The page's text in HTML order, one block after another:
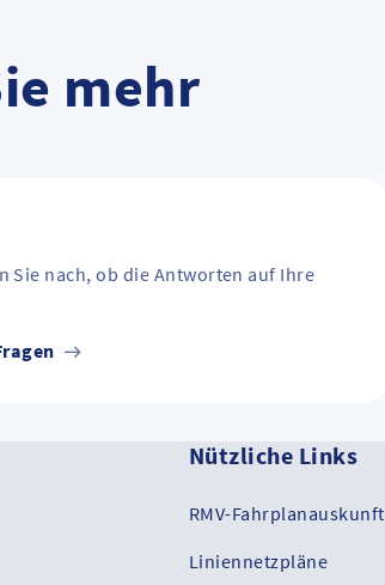
mehr
Sie nach, ob die Antworten auf Ihre
Nützliche Links
RMV-Fahrplanauskunft
Liniennetzpläne